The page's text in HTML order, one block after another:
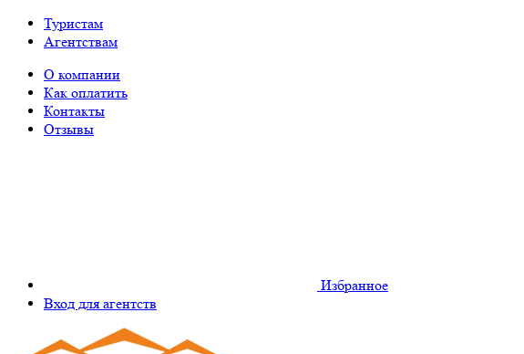
Туристам
Агентствам
О компании
Как оплатить
Контакты
Отзывы
Избранное
Вход для агентств